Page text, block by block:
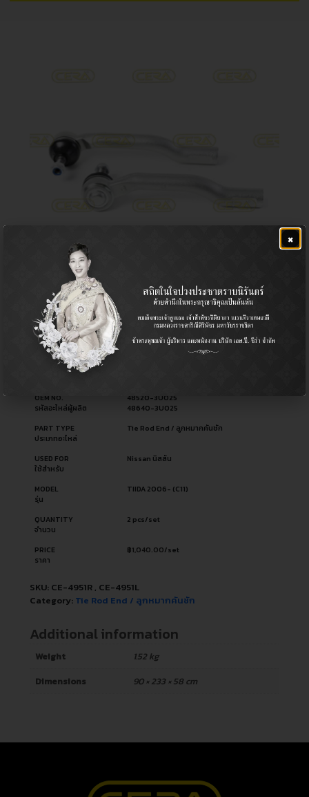
CE-4951R , CE-4951L
฿1,040.00
CERA NO.
OEM NO.
รหัสอะไหล่ผู้ผลิต
48520-3U025
48640-3U025
PART TYPE
ประเภทอะไหล่
Tie Rod End / ลูกหมากคันชัก
USED FOR
ใช้สำหรับ
Nissan นิสสัน
MODEL
รุ่น
TIIDA 2006- (C11)
QUANTITY
จำนวน
2 pcs/set
PRICE
ราคา
฿1,040.00/set
SKU: CE-4951R , CE-4951L
Category: Tie Rod End / ลูกหมากคันชัก
Additional information
Weight
1.52 kg
Dimensions
90 × 233 × 58 cm
×